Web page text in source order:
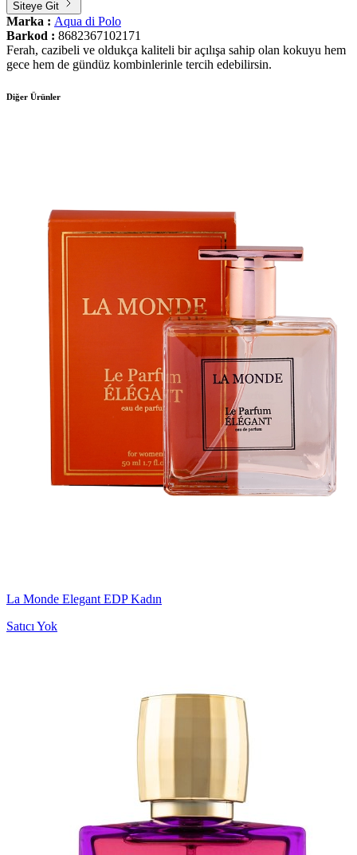
Siteye Git
Marka : Aqua di Polo
Barkod : 8682367102171
Ferah, cazibeli ve oldukça kaliteli bir açılışa sahip olan kokuyu hem
gece hem de gündüz kombinlerinle tercih edebilirsin.
Diğer Ürünler
La Monde Elegant EDP Kadın
Satıcı Yok